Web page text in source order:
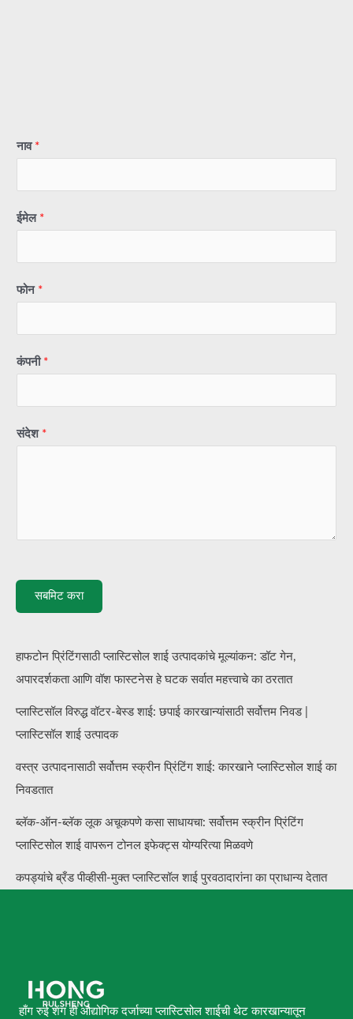
नाव *
ईमेल *
फोन *
कंपनी *
संदेश *
सबमिट करा
हाफटोन प्रिंटिंगसाठी प्लास्टिसोल शाई उत्पादकांचे मूल्यांकन: डॉट गेन,
अपारदर्शकता आणि वॉश फास्टनेस हे घटक सर्वात महत्त्वाचे का ठरतात
प्लास्टिसॉल विरुद्ध वॉटर-बेस्ड शाई: छपाई कारखान्यांसाठी सर्वोत्तम निवड |
प्लास्टिसॉल शाई उत्पादक
वस्त्र उत्पादनासाठी सर्वोत्तम स्क्रीन प्रिंटिंग शाई: कारखाने प्लास्टिसोल शाई का
निवडतात
ब्लॅक-ऑन-ब्लॅक लूक अचूकपणे कसा साधायचा: सर्वोत्तम स्क्रीन प्रिंटिंग
प्लास्टिसोल शाई वापरून टोनल इफेक्ट्स योग्यरित्या मिळवणे
कपड्यांचे ब्रँड पीव्हीसी-मुक्त प्लास्टिसॉल शाई पुरवठादारांना का प्राधान्य देतात
हाँग रुई शेंग ही औद्योगिक दर्जाच्या प्लास्टिसोल शाईची थेट कारखान्यातून